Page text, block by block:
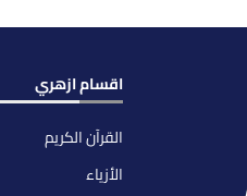
اقسام ازهري
القرآن الكريم
الأزياء